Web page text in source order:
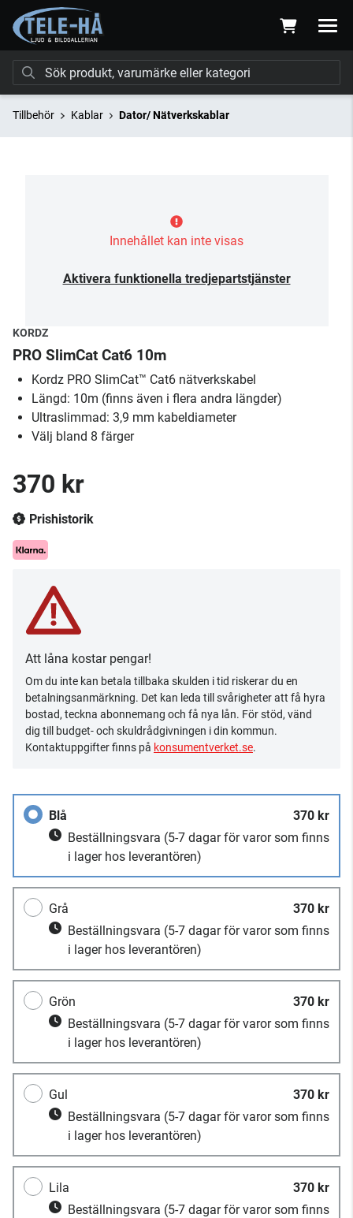
Tillbehör Kablar Dator/ Nätverkskablar
Innehållet kan inte visas
Aktivera funktionella tredjepartstjänster
KORDZ
PRO SlimCat Cat6 10m
Kordz PRO SlimCat™ Cat6 nätverkskabel
Längd: 10m (finns även i flera andra längder)
Ultraslimmad: 3,9 mm kabeldiameter
Välj bland 8 färger
370 kr
Prishistorik
Att låna kostar pengar!
Om du inte kan betala tillbaka skulden i tid riskerar du en
betalningsanmärkning. Det kan leda till svårigheter att få hyra
bostad, teckna abonnemang och få nya lån. För stöd, vänd
dig till budget- och skuldrådgivningen i din kommun.
Kontaktuppgifter finns på konsumentverket.se.
Blå
370 kr
Beställningsvara (5-7 dagar för varor som finns
i lager hos leverantören)
Grå
370 kr
Beställningsvara (5-7 dagar för varor som finns
i lager hos leverantören)
Grön
370 kr
Beställningsvara (5-7 dagar för varor som finns
i lager hos leverantören)
Gul
370 kr
Beställningsvara (5-7 dagar för varor som finns
i lager hos leverantören)
Lila
370 kr
Beställningsvara (5-7 dagar för varor som finns